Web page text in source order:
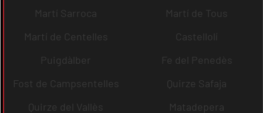
Martí Sarroca
Martí de Tous
Martí de Centelles
Castellolí
Puigdàlber
Fe del Penedès
Fost de Campsentelles
Quirze Safaja
Quirze del Vallès
Matadepera